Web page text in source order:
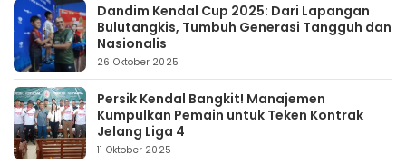
Dandim Kendal Cup 2025: Dari Lapangan
Bulutangkis, Tumbuh Generasi Tangguh dan
Nasionalis
26 Oktober 2025
Persik Kendal Bangkit! Manajemen
Kumpulkan Pemain untuk Teken Kontrak
Jelang Liga 4
11 Oktober 2025